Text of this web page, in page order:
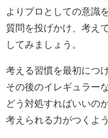
よりプロとしての意識
質問を投げかけ、考え
してみましょう。
考える習慣を最初につ
その後のイレギュラー
どう対処すればいいの
考えられる力がつくよ